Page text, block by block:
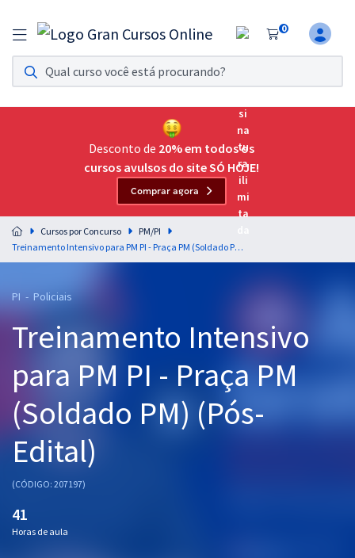
0
Assinatura Ilimitada 11
Acesso a todos os cursos. Teste grátis por 7 dias!
Assinatura OAB Até Passar
Acesso ilimitado a toda preparação para o Exame da
Residências Multiprofissionais
Preparação completa e intensiva para as principais
residências em saúde do Brasil
Cursos 20% OFF
Pós
Graduação
OAB
Questões grátis
Desconto de 20% em todos os
cursos avulsos do site SÓ HOJE!
Comprar agora
Cursos por Concurso
PM/PI
Treinamento Intensivo para PM PI - Praça PM (Soldado PM) (Pós-Edital)
PI - Policiais
Treinamento Intensivo
para PM PI - Praça PM
(Soldado PM) (Pós-
Edital)
(CÓDIGO: 207197)
41
Horas de aula